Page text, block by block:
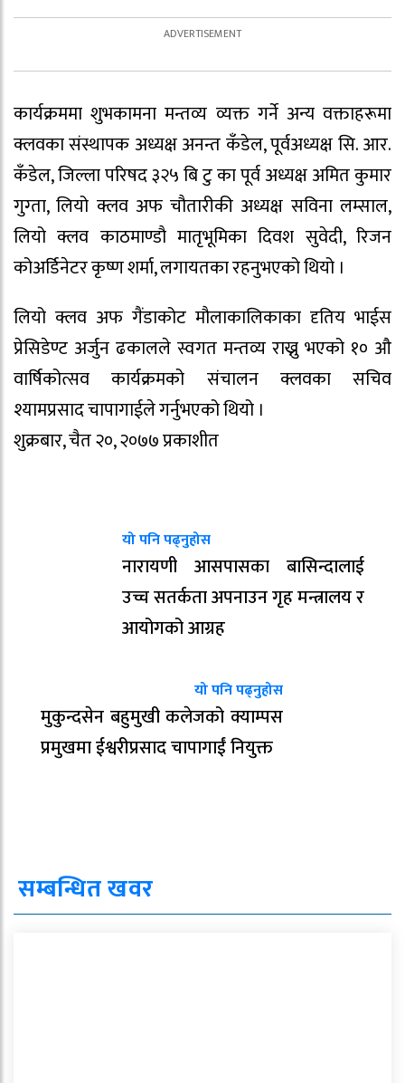
कार्यक्रममा शुभकामना मन्तव्य व्यक्त गर्ने अन्य वक्ताहरूमा
क्लवका संस्थापक अध्यक्ष अनन्त कँडेल, पूर्वअध्यक्ष सि. आर.
कँडेल, जिल्ला परिषद ३२५ बि टु का पूर्व अध्यक्ष अमित कुमार
गुग्ता, लियो क्लव अफ चौतारीकी अध्यक्ष सविना लम्साल,
लियो क्लव काठमाण्डौ मातृभूमिका दिवश सुवेदी, रिजन
कोअर्डिनेटर कृष्ण शर्मा, लगायतका रहनुभएको थियो ।
लियो क्लव अफ गैंडाकोट मौलाकालिकाका दृतिय भाईस
प्रेसिडेण्ट अर्जुन ढकालले स्वगत मन्तव्य राख्नु भएको १० औ
वार्षिकोत्सव कार्यक्रमको संचालन क्लवका सचिव
श्यामप्रसाद चापागाईले गर्नुभएको थियो ।
शुक्रबार, चैत २०, २०७७ प्रकाशीत
यो पनि पढ्नुहोस
नारायणी आसपासका बासिन्दालाई
उच्च सतर्कता अपनाउन गृह मन्त्रालय र
आयोगको आग्रह
यो पनि पढ्नुहोस
मुकुन्दसेन बहुमुखी कलेजको क्याम्पस
प्रमुखमा ईश्वरीप्रसाद चापागाईं नियुक्त
सम्बन्धित खवर